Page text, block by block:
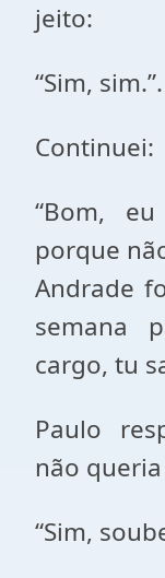
jeito:
“Sim, sim.”.
Continuei:
“Bom,
porque
Andrade
semana
cargo, tu
Paulo
não
“Sim,